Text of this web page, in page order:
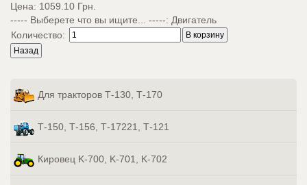
Цена: 1059.10 Грн.
----- Выберете что вы ищите... -----: Двигатель
Количество:
Для тракторов Т-130, Т-170
Т-150, Т-156, Т-17221, Т-121
Кировец K-700, K-701, K-702